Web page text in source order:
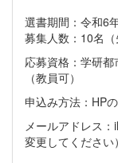
選書期間：令和6
募集人数：10名
応募資格：学研
（教員可）
申込み方法：HP
メールアドレス
変更してください）